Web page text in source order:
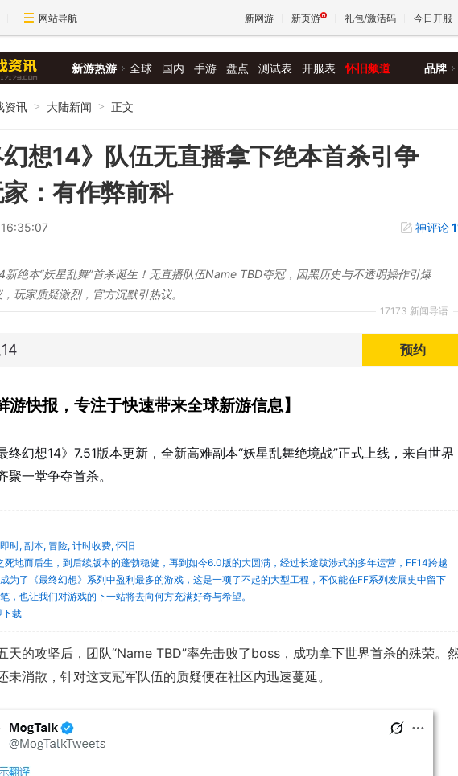
网站导航 新网游 新页游 礼包/激活码 今日开服
新游热游 全球 国内 手游 盘点 测试表 开服表 怀旧频道 品牌
资讯 > 大陆新闻 > 正文
幻想14》队伍无直播拿下绝本首杀引争
：有作弊前科
神评论
17173 新闻导语
新绝本“妖星乱舞”首杀诞生！无直播队伍Name TBD夺冠，因黑历史与不透明操作引爆
玩家质疑激烈，官方沉默引热议。
预约
游快报，专注于快速带来全球新游信息】
终幻想14》7.51版本更新，全新高难副本“妖星乱舞绝境战”正式上线，来自世界
聚一堂争夺首杀。
时, 副本, 冒险, 计时收费, 怀旧
死地而后生，到后续版本的蓬勃稳健，再到如今6.0版的大圆满，经过长途跋涉式的多年运营，FF14跨越
为了《最终幻想》系列中盈利最多的游戏，这是一项了不起的大型工程，不仅能在FF系列发展史中留下
，也让我们对游戏的下一站将去向何方充满好奇与希望。
下载
天的攻坚后，团队“Name TBD”率先击败了boss，成功拿下世界首杀的殊荣。
未消散，针对这支冠军队伍的质疑便在社区内迅速蔓延。